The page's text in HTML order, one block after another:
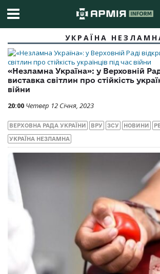
УКРАЇНА
«Незламна Україна»: у Верховній
виставка світлин про стійкість
війни
20:00 Четвер 12 Січня, 2023
ВЕРХОВНА РАДА УКРАЇНИ ВРУ ЗСУ НОВИНИ
УКРАЇНА НЕЗЛАМНА